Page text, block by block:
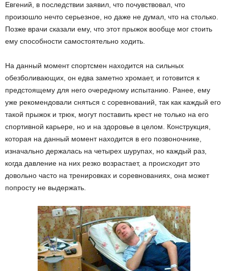
Евгений, в последствии заявил, что почувствовал, что
произошло нечто серьезное, но даже не думал, что на столько.
Позже врачи сказали ему, что этот прыжок вообще мог стоить
ему способности самостоятельно ходить.
На данный момент спортсмен находится на сильных
обезболивающих, он едва заметно хромает, и готовится к
предстоящему для него очередному испытанию. Ранее, ему
уже рекомендовали сняться с соревнований, так как каждый его
такой прыжок и трюк, могут поставить крест не только на его
спортивной карьере, но и на здоровье в целом. Конструкция,
которая на данный момент находится в его позвоночнике,
изначально держалась на четырех шурупах, но каждый раз,
когда давление на них резко возрастает, а происходит это
довольно часто на тренировках и соревнованиях, она может
попросту не выдержать.